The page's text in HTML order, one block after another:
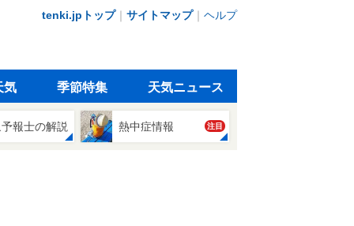
tenki.jpトップ｜ サイトマップ｜ ヘルプ
気 季節特集 天気ニュース
報士の解説 熱中症情報 注目